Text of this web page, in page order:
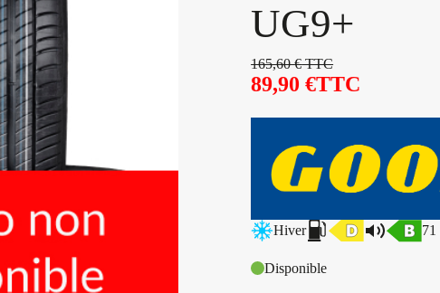
UG9+
165,60€TTC
89,90€TTC
Hiver
Disponible